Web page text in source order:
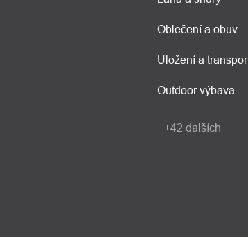
Oblečení a obuv
Uložení a
Outdoor výbava
+42 dalších